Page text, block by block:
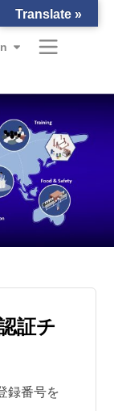
証チ
録番号を
Translate »